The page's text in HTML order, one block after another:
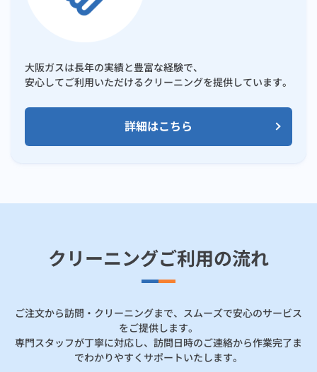
大阪ガスは長年の実績と豊富な経験で、
安心してご利用いただけるクリーニングを提供しています。
詳細はこちら
クリーニングご利用の流れ
ご注文から訪問・クリーニングまで、スムーズで安心のサービス
をご提供します。
専門スタッフが丁寧に対応し、訪問日時のご連絡から作業完了ま
でわかりやすくサポートいたします。